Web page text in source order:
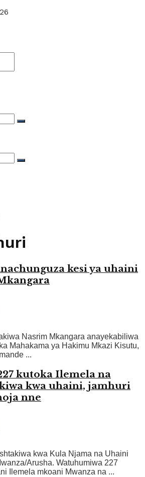
kesi ya uhaini
Nasrim Mkangara anayekabiliwa
Mahakama ya Hakimu Mkazi Kisutu,
...
kutoka Ilemela na
kwa uhaini, jamhuri
nne
kwa Kula Njama na Uhaini
Arusha. Watuhumiwa 227
Ilemela mkoani Mwanza na ...